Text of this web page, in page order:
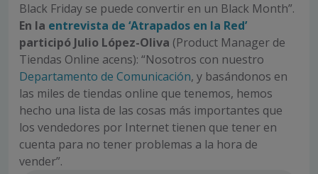
Black Friday se puede convertir en un Black Month”.
En la entrevista de ‘Atrapados en la Red’
participó Julio López-Oliva (Product Manager de
Tiendas Online acens): “Nosotros con nuestro
Departamento de Comunicación, y basándonos en
las miles de tiendas online que tenemos, hemos
hecho una lista de las cosas más importantes que
los vendedores por Internet tienen que tener en
cuenta para no tener problemas a la hora de
vender”.